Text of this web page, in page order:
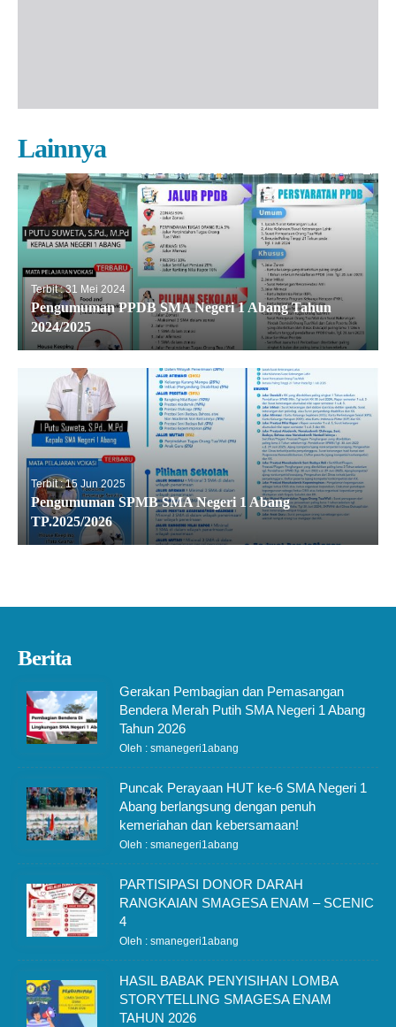
Lainnya
Terbit : 31 Mei 2024
Pengumuman PPDB SMA Negeri 1 Abang Tahun
2024/2025
Terbit : 15 Jun 2025
Pengumuman SPMB SMA Negeri 1 Abang
TP.2025/2026
Berita
Gerakan Pembagian dan Pemasangan
Bendera Merah Putih SMA Negeri 1 Abang
Tahun 2026
Oleh : smanegeri1abang
Puncak Perayaan HUT ke-6 SMA Negeri 1
Abang berlangsung dengan penuh
kemeriahan dan kebersamaan!
Oleh : smanegeri1abang
PARTISIPASI DONOR DARAH
RANGKAIAN SMAGESA ENAM – SCENIC
4
Oleh : smanegeri1abang
HASIL BABAK PENYISIHAN LOMBA
STORYTELLING SMAGESA ENAM
TAHUN 2026